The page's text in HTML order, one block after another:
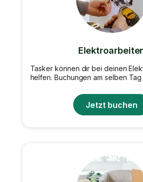
Tasker können dir bei deinen
helfen. Buchungen am selben Tag
Jetzt buchen